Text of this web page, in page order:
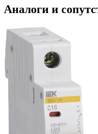
Аналоги и